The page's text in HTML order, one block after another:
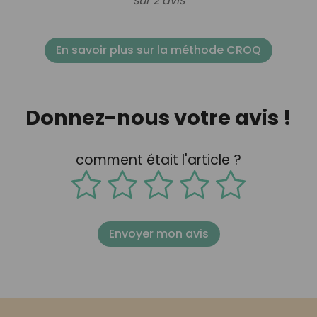
En savoir plus sur la méthode CROQ
Donnez-nous votre avis !
comment était l'article ?
Envoyer mon avis